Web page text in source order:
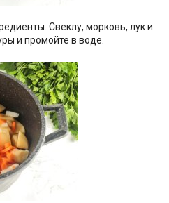
Свеклу, морковь, лук и
и промойте в воде.